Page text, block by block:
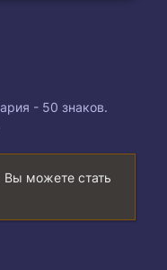
- 50 знаков.
Вы можете стать